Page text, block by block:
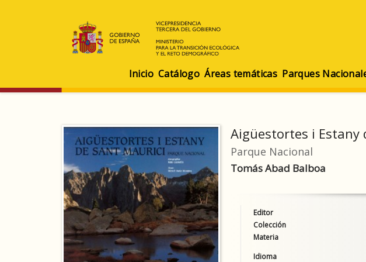
Inicio Catálogo Áreas temáticas Parques
Aigüestortes i Estany
Parque Nacional
Tomás Abad Balboa
Editor
Colección
Materia
Idioma